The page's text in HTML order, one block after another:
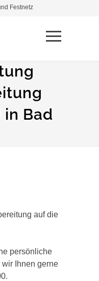
in Bad
auf die
persönliche
Ihnen gerne
Festnetz